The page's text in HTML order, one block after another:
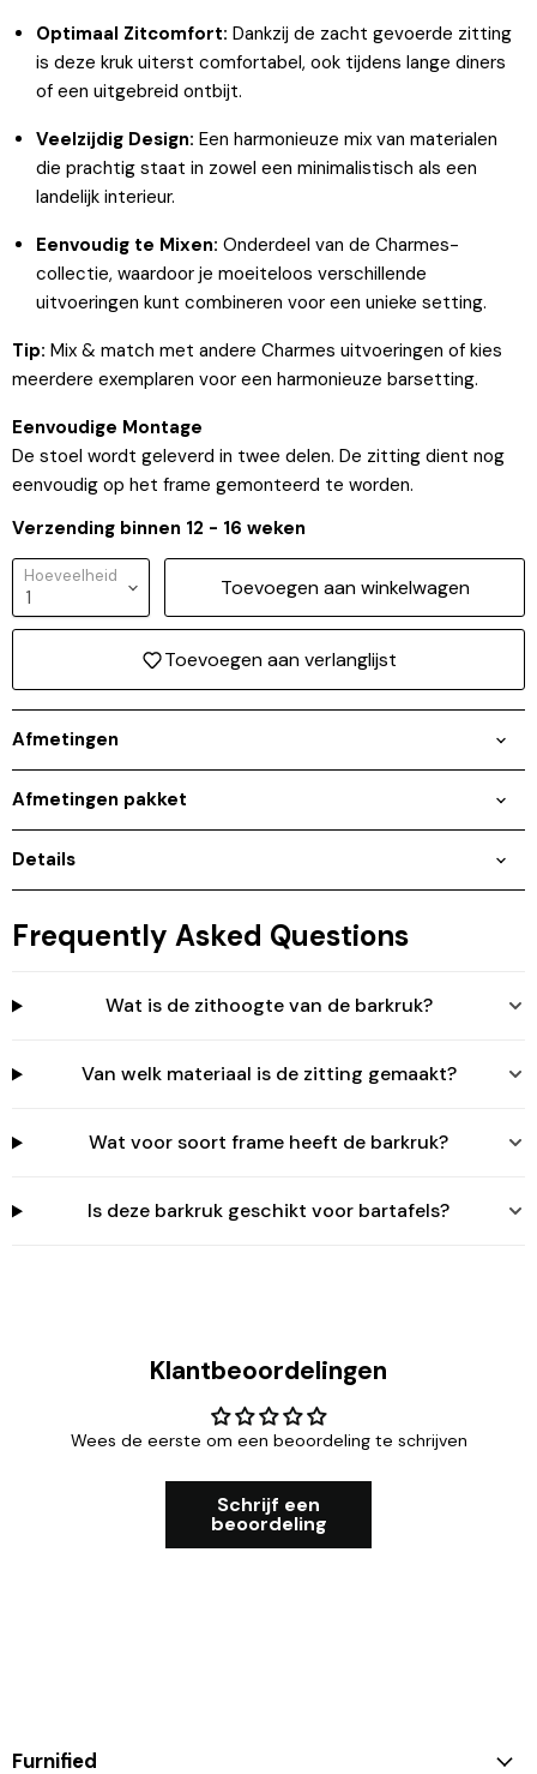
Optimaal Zitcomfort: Dankzij de zacht gevoerde zitting
is deze kruk uiterst comfortabel, ook tijdens lange diners
of een uitgebreid ontbijt.
Veelzijdig Design: Een harmonieuze mix van materialen
die prachtig staat in zowel een minimalistisch als een
landelijk interieur.
Eenvoudig te Mixen: Onderdeel van de Charmes-
collectie, waardoor je moeiteloos verschillende
uitvoeringen kunt combineren voor een unieke setting.
Tip: Mix & match met andere Charmes uitvoeringen of kies
meerdere exemplaren voor een harmonieuze barsetting.
Eenvoudige Montage
De stoel wordt geleverd in twee delen. De zitting dient nog
eenvoudig op het frame gemonteerd te worden.
Verzending binnen 12 - 16 weken
Hoeveelheid Toevoegen aan winkelwagen
Toevoegen aan verlanglijst
Afmetingen
Afmetingen pakket
Details
Frequently Asked Questions
Wat is de zithoogte van de barkruk?
Van welk materiaal is de zitting gemaakt?
Wat voor soort frame heeft de barkruk?
Is deze barkruk geschikt voor bartafels?
Klantbeoordelingen
Wees de eerste om een beoordeling te schrijven
Schrijf een
beoordeling
Furnified
Inloggen vereist
Meld u aan bij uw account om producten aan uw
artikelen te bekijken.
Login